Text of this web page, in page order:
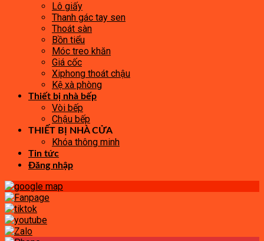
Lô giấy
Thanh gác tay sen
Thoát sàn
Bồn tiểu
Móc treo khăn
Giá cốc
Xiphong thoát chậu
Kệ xà phòng
Thiết bị nhà bếp
Vòi bếp
Chậu bếp
THIẾT BỊ NHÀ CỬA
Khóa thông minh
Tin tức
Đăng nhập